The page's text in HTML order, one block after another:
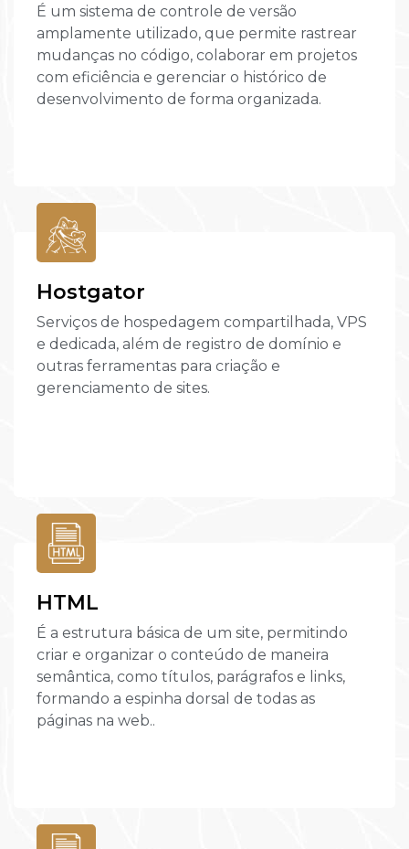
É um sistema de controle de versão
amplamente utilizado, que permite rastrear
mudanças no código, colaborar em projetos
com eficiência e gerenciar o histórico de
desenvolvimento de forma organizada.
Hostgator
Serviços de hospedagem compartilhada, VPS
e dedicada, além de registro de domínio e
outras ferramentas para criação e
gerenciamento de sites.
HTML
É a estrutura básica de um site, permitindo
criar e organizar o conteúdo de maneira
semântica, como títulos, parágrafos e links,
formando a espinha dorsal de todas as
páginas na web..